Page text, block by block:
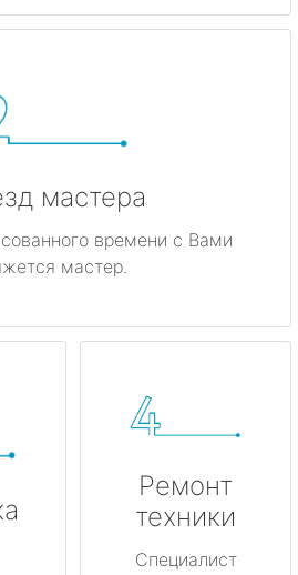
мастера
времени с Вами
мастер.
Ремонт
техники
Специалист